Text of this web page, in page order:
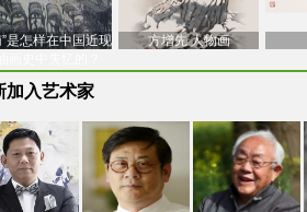
”是怎样在中国近现
方增先 人物画
加入艺术家